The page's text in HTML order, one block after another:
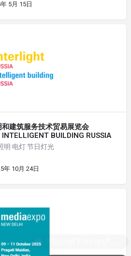
5月 15日
建筑服务技术贸易展览会
BUILDING RUSSIA
明 电灯 节日灯光
年 10月 24日